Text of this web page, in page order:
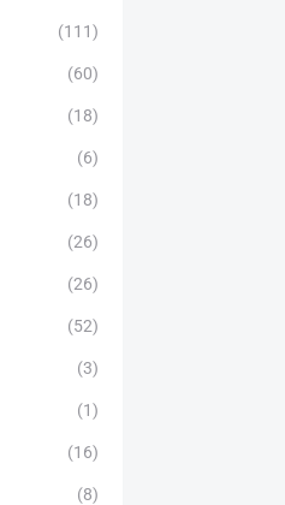
(111)
(60)
(18)
(6)
(18)
(26)
(26)
(52)
(3)
(1)
(16)
(8)